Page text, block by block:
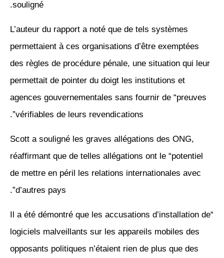
souligné.
L’auteur du rapport a noté que de tels systèmes
permettaient à ces organisations d’être exemptées
des règles de procédure pénale, une situation qui leur
permettait de pointer du doigt les institutions et
agences gouvernementales sans fournir de “preuves
vérifiables de leurs revendications”.
Scott a souligné les graves allégations des ONG,
réaffirmant que de telles allégations ont le “potentiel
de mettre en péril les relations internationales avec
d’autres pays”.
“Il a été démontré que les accusations d’installation de
logiciels malveillants sur les appareils mobiles des
opposants politiques n’étaient rien de plus que des